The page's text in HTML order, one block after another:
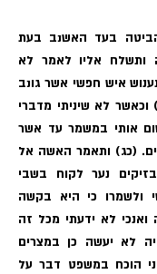
בעד האשנב בעת
ותשלח אליו לאמר לא
איש חפשי אשר גונב
וכאשר לא שיניתי מדברי
אותי במשמר עד אשר
(כג) ותאמר האשה אל
נער לקוח בשבי
ולשמרו כי היא בקשה
לא ידעתי מכל זה
לא יעשה כן במצרים
הוכח במשפט דבר על